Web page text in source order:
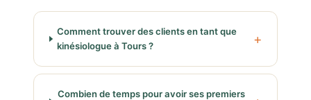
Comment trouver des clients en tant que
kinésiologue à Tours ?
Combien de temps pour avoir ses premiers